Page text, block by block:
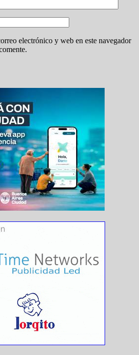
electrónico y web en este navegador